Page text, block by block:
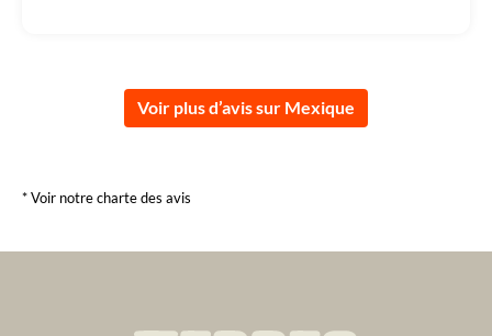
Voir plus d’avis sur Mexique
* Voir notre charte des avis